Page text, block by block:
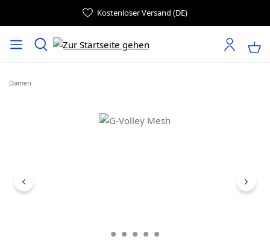
Kostenloser Versand (DE)
Damen
Bildergalerie überspringen